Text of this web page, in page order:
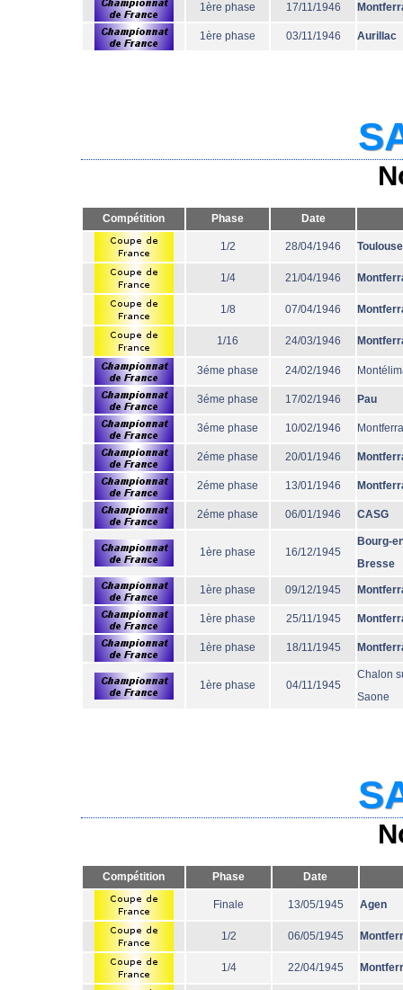
1ère phase 17/11/1946
1ère phase 03/11/1946 Aurillac
Compétition Phase Date
1/2 28/04/1946 Toulouse
1/4 21/04/1946
1/8 07/04/1946
1/16 24/03/1946
3éme phase 24/02/1946
3éme phase 17/02/1946 Pau
3éme phase 10/02/1946
2éme phase 20/01/1946
2éme phase 13/01/1946
2éme phase 06/01/1946 CASG
1ère phase 16/12/1945
Bourg-
Bresse
1ère phase 09/12/1945
1ère phase 25/11/1945
1ère phase 18/11/1945
1ère phase 04/11/1945
Chalon
Saone
Compétition Phase Date
Finale 13/05/1945 Agen
1/2 06/05/1945
1/4 22/04/1945